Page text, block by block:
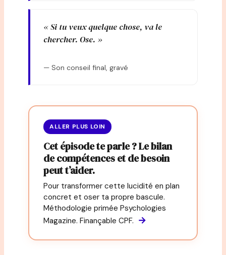
« Si tu veux quelque chose, va le
chercher. Ose. »
— Son conseil final, gravé
ALLER PLUS LOIN
Cet épisode te parle ? Le bilan
de compétences et de besoin
peut t’aider.
Pour transformer cette lucidité en plan
concret et oser ta propre bascule.
Méthodologie primée Psychologies
Magazine. Finançable CPF. →